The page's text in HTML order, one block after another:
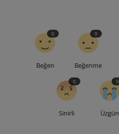
Beğen
0
Beğenme
0
Sinirli
0
Üzgün
0